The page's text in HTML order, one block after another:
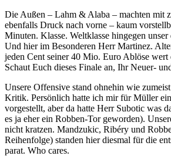
Die Außen – Lahm & Alaba – machten mit
ebenfalls Druck nach vorne – kaum
Minuten. Klasse. Weltklasse hingegen
Und hier im Besonderen Herr Martinez.
jeden Cent seiner 40 Mio. Euro Ablöse
Schaut Euch dieses Finale an, Ihr Neuer-
Unsere Offensive stand ohnehin wie
Kritik. Persönlich hatte ich mir für Müller
vorgestellt, aber da hatte Herr Subotic was
es ja eher ein Robben-Tor geworden).
nicht kratzen. Mandzukic, Ribéry und
Reihenfolge) standen hier diesmal für die
parat. Who cares.